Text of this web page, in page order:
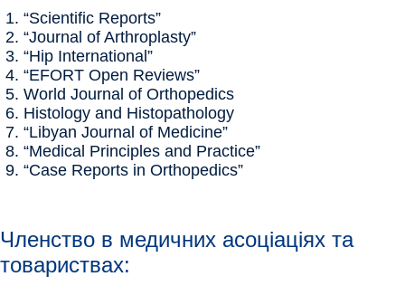
“Scientific Reports”
“Journal of Arthroplasty”
“Hip International”
“EFORT Open Reviews”
World Journal of Orthopedics
Histology and Histopathology
“Libyan Journal of Medicine”
“Medical Principles and Practice”
“Case Reports in Orthopedics”
Членство в медичних асоціаціях та
товариствах: